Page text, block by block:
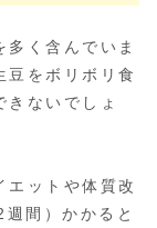
く含んでいま
豆をボリボリ食
ないでしょ
エットや体質改
間）かかると